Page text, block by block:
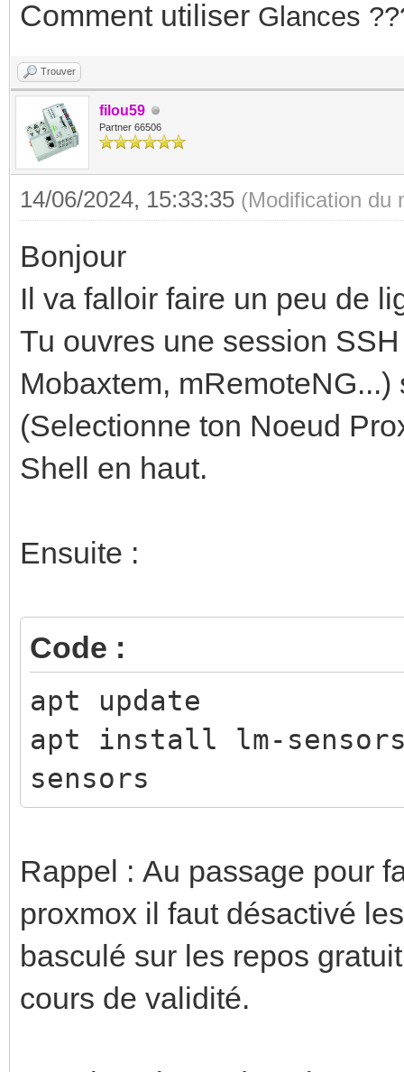
Comment utiliser Glances
Trouver
filou59
Partner 66506
14/06/2024, 15:33:35 (Modification du
Bonjour
Il va falloir faire un peu de
Tu ouvres une session
Mobaxtem,
(Selectionne ton Noeud
Shell en haut.
Ensuite :
Code :
apt update
apt install lm-
sensors
Rappel : Au passage pour
proxmox il faut désactivé
basculé sur les repos
cours de validité.